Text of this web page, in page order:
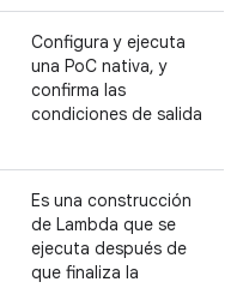
Configura y ejecuta
una PoC nativa, y
confirma las
condiciones de salida
Es una construcción
de Lambda que se
ejecuta después de
que finaliza la